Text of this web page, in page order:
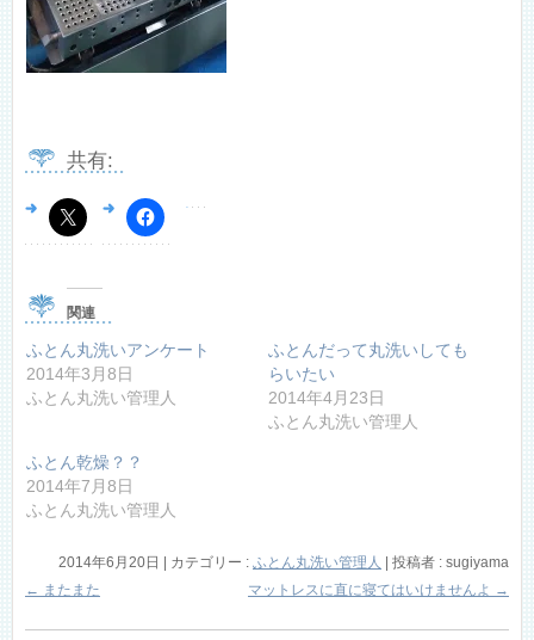
共有:
関連
ふとん丸洗いアンケート
2014年3月8日
ふとん丸洗い管理人
ふとんだって丸洗いしても
らいたい
2014年4月23日
ふとん丸洗い管理人
ふとん乾燥？？
2014年7月8日
ふとん丸洗い管理人
2014年6月20日 カテゴリー : ふとん丸洗い管理人
投稿者 : sugiyama
← またまた マットレスに直に寝てはいけませんよ →